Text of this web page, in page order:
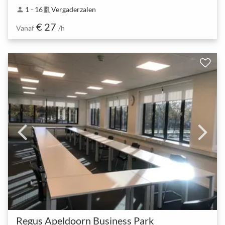
person 1 - 16meeting_room Vergaderzalen
Vanaf € 27 /h
Regus Apeldoorn Business Park